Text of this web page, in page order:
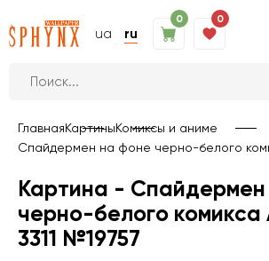
ua ru
0 0
ГлавнаяКартиныКомиксы и аниме
Спайдермен на фоне черно-белого
Картина -
черно-белого комикса
3311 №19757